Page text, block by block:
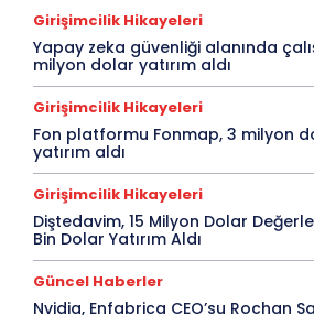
Girişimcilik Hikayeleri
Yapay zeka güvenliği alanında
milyon dolar yatırım aldı
Girişimcilik Hikayeleri
Fon platformu Fonmap, 3 milyon
yatırım aldı
Girişimcilik Hikayeleri
Diştedavim, 15 Milyon Dolar
Bin Dolar Yatırım Aldı
Güncel Haberler
Nvidia, Enfabrica CEO’su Rochan